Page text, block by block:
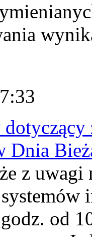
Dnia
z uwagi
od